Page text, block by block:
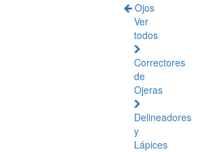
Ojos
Ver
todos
Correctores
de
Ojeras
Delineadores
y
Lápices